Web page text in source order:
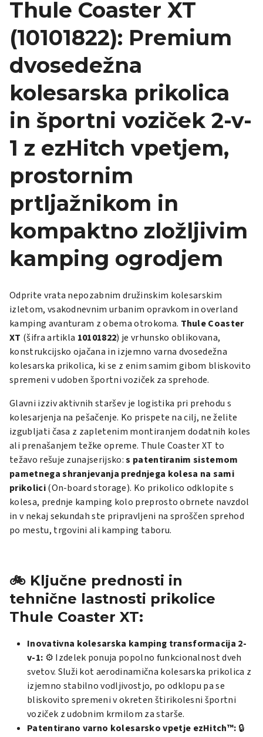
Thule Coaster XT
(10101822): Premium
dvosedežna
kolesarska prikolica
in športni voziček 2-v-
1 z ezHitch vpetjem,
prostornim
prtljažnikom in
kompaktno zložljivim
kamping ogrodjem
Odprite vrata nepozabnim družinskim kolesarskim
izletom, vsakodnevnim urbanim opravkom in overland
kamping avanturam z obema otrokoma. Thule Coaster
XT (šifra artikla 10101822) je vrhunsko oblikovana,
konstrukcijsko ojačana in izjemno varna dvosedežna
kolesarska prikolica, ki se z enim samim gibom bliskovito
spremeni v udoben športni voziček za sprehode.
Glavni izziv aktivnih staršev je logistika pri prehodu s
kolesarjenja na pešačenje. Ko prispete na cilj, ne želite
izgubljati časa z zapletenim montiranjem dodatnih koles
ali prenašanjem težke opreme. Thule Coaster XT to
težavo rešuje zunajserijsko:s patentiranim sistemom
pametnega shranjevanja prednjega kolesa na sami
prikolici(On-board storage). Ko prikolico odklopite s
kolesa, prednje kamping kolo preprosto obrnete navzdol
in v nekaj sekundah ste pripravljeni na sproščen sprehod
po mestu, trgovini ali kamping taboru.
🚲 Ključne prednosti in
tehnične lastnosti prikolice
Thule Coaster XT:
Inovativna kolesarska kamping transformacija 2-
v-1: ⚙️ Izdelek ponuja popolno funkcionalnost dveh
svetov. Služi kot aerodinamična kolesarska prikolica z
izjemno stabilno vodljivostjo, po odklopu pa se
bliskovito spremeni v okreten štirikolesni športni
voziček z udobnim krmilom za starše.
Patentirano varno kolesarsko vpetje ezHitch™: 🔒